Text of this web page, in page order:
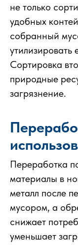
не только
удобных
собранный
утилизировать
Сортировка
природные
загрязнение.
Переработка
материалы в
металл после
мусором, а
снижает
уменьшает